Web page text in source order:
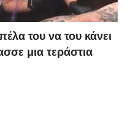
του να του κάνει
μια τεράστια